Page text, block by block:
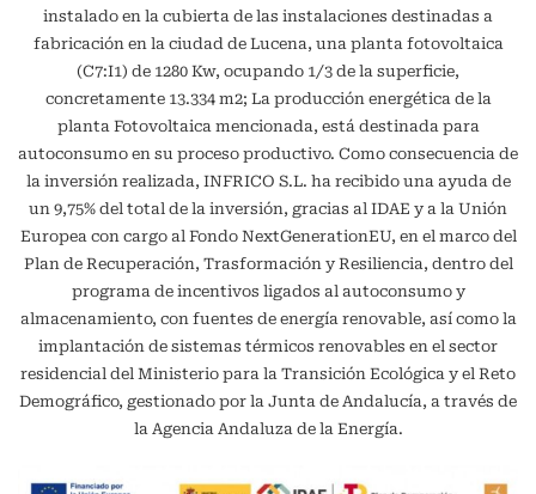
instalado en la cubierta de las instalaciones destinadas a
fabricación en la ciudad de Lucena, una planta fotovoltaica
(C7:I1) de 1280 Kw, ocupando 1/3 de la superficie,
concretamente 13.334 m2; La producción energética de la
planta Fotovoltaica mencionada, está destinada para
autoconsumo en su proceso productivo. Como consecuencia de
la inversión realizada, INFRICO S.L. ha recibido una ayuda de
un 9,75% del total de la inversión, gracias al IDAE y a la Unión
Europea con cargo al Fondo NextGenerationEU, en el marco del
Plan de Recuperación, Trasformación y Resiliencia, dentro del
programa de incentivos ligados al autoconsumo y
almacenamiento, con fuentes de energía renovable, así como la
implantación de sistemas térmicos renovables en el sector
residencial del Ministerio para la Transición Ecológica y el Reto
Demográfico, gestionado por la Junta de Andalucía, a través de
la Agencia Andaluza de la Energía.